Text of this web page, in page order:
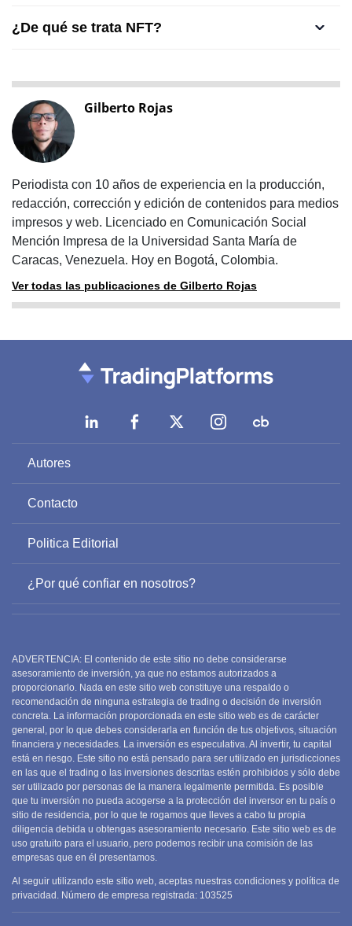
¿De qué se trata NFT?
Gilberto Rojas
Periodista con 10 años de experiencia en la producción,
redacción, corrección y edición de contenidos para medios
impresos y web. Licenciado en Comunicación Social
Mención Impresa de la Universidad Santa María de
Caracas, Venezuela. Hoy en Bogotá, Colombia.
Ver todas las publicaciones de Gilberto Rojas
Autores
Contacto
Politica Editorial
¿Por qué confiar en nosotros?
ADVERTENCIA: El contenido de este sitio no debe considerarse
asesoramiento de inversión, ya que no estamos autorizados a
proporcionarlo. Nada en este sitio web constituye una respaldo o
recomendación de ninguna estrategia de trading o decisión de inversión
concreta. La información proporcionada en este sitio web es de carácter
general, por lo que debes considerarla en función de tus objetivos, situación
financiera y necesidades. La inversión es especulativa. Al invertir, tu capital
está en riesgo. Este sitio no está pensado para ser utilizado en jurisdicciones
en las que el trading o las inversiones descritas estén prohibidos y sólo debe
ser utilizado por personas de la manera legalmente permitida. Es posible
que tu inversión no pueda acogerse a la protección del inversor en tu país o
sitio de residencia, por lo que te rogamos que lleves a cabo tu propia
diligencia debida u obtengas asesoramiento necesario. Este sitio web es de
uso gratuito para el usuario, pero podemos recibir una comisión de las
empresas que en él presentamos.
Al seguir utilizando este sitio web, aceptas nuestras condiciones y política de
privacidad. Número de empresa registrada: 103525